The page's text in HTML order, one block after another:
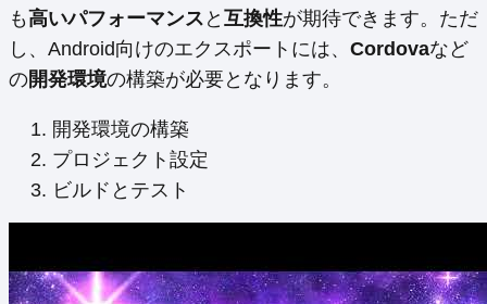
も高いパフォーマンス と 互換性が期待できます。ただ
し、Android向けのエクスポートには、 Cordovaなど
の開発環境の構築が必要となります。
開発環境の構築
プロジェクト設定
ビルドとテスト